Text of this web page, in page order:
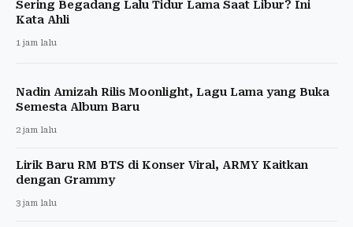
Sering Begadang Lalu Tidur Lama Saat Libur? Ini
Kata Ahli
1 jam lalu
Nadin Amizah Rilis Moonlight, Lagu Lama yang Buka
Semesta Album Baru
2 jam lalu
Lirik Baru RM BTS di Konser Viral, ARMY Kaitkan
dengan Grammy
3 jam lalu